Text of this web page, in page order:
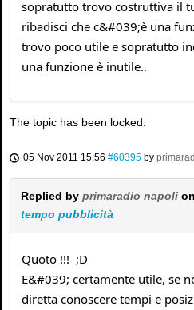
sopratutto trovo costruttiva il
ribadisci che c&#039;è una
trovo poco utile e sopratutto
una funzione è inutile..
The topic has been locked.
05 Nov 2011 15:56 #60395 by
Replied by primaradio napoli
tempo pubblicità
Quoto !!! ;D
E&#039; certamente utile, se
diretta conoscere tempi e